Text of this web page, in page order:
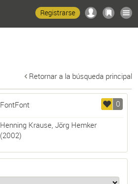
Registrarse
Retornar a la búsqueda principal
0
FontFont
Henning Krause, Jörg Hemker
(2002)